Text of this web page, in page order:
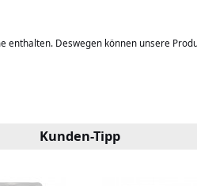
Deswegen können unsere
Kunden-Tipp